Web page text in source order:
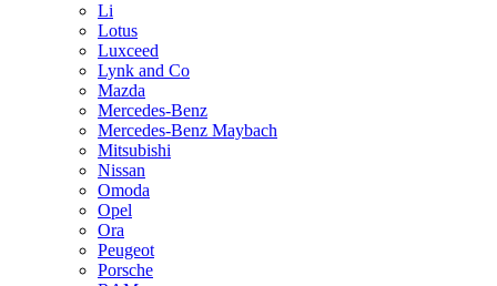
Li
Lotus
Luxceed
Lynk and Co
Mazda
Mercedes-Benz
Mercedes-Benz Maybach
Mitsubishi
Nissan
Omoda
Opel
Ora
Peugeot
Porsche